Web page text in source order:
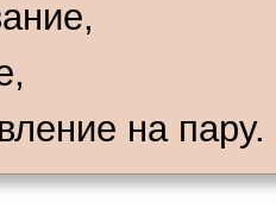
на пару.